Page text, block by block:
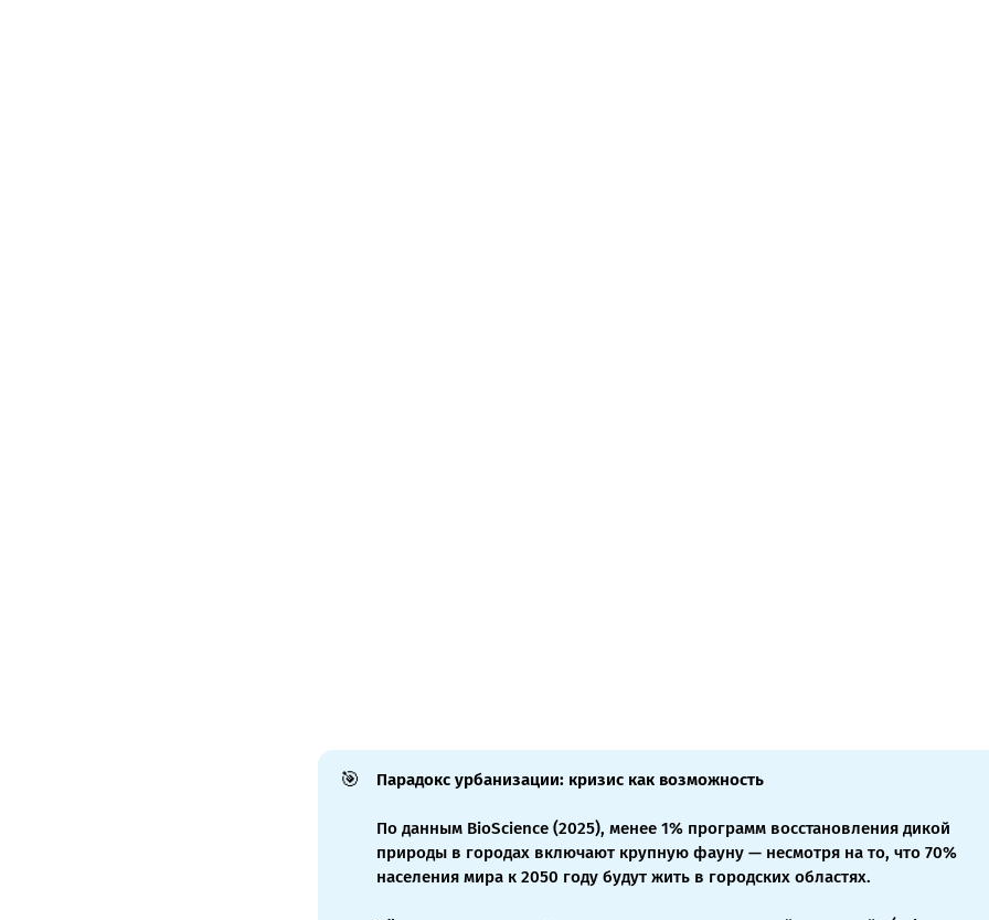
🎯 Парадокс урбанизации: кризис как возможность
По данным BioScience (2025), менее 1% программ восстановления дикой
природы в городах включают крупную фауну — несмотря на то, что 70%
населения мира к 2050 году будут жить в городских областях.